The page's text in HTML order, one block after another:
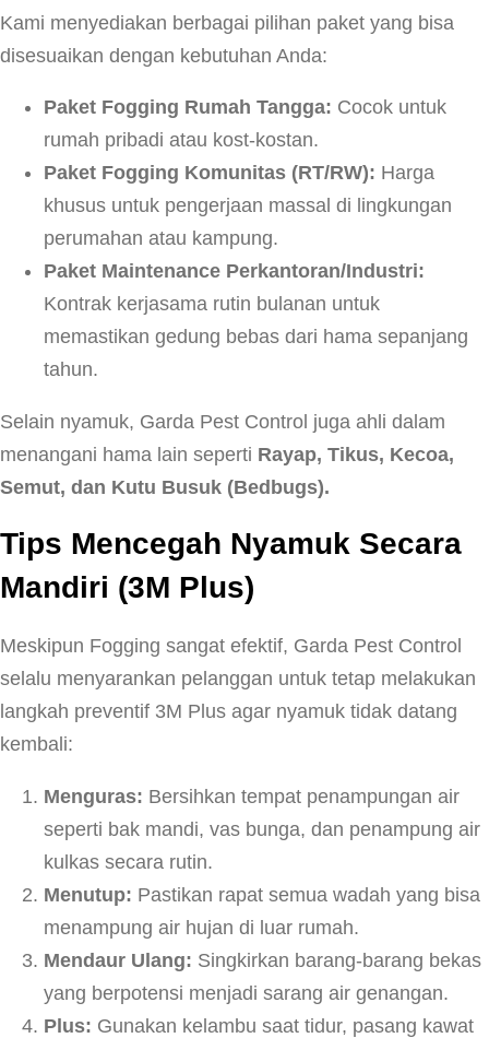
Kami menyediakan berbagai pilihan paket yang bisa
disesuaikan dengan kebutuhan Anda:
Paket Fogging Rumah Tangga: Cocok untuk
rumah pribadi atau kost-kostan.
Paket Fogging Komunitas (RT/RW): Harga
khusus untuk pengerjaan massal di lingkungan
perumahan atau kampung.
Paket Maintenance Perkantoran/Industri:
Kontrak kerjasama rutin bulanan untuk
memastikan gedung bebas dari hama sepanjang
tahun.
Selain nyamuk, Garda Pest Control juga ahli dalam
menangani hama lain seperti Rayap, Tikus, Kecoa,
Semut, dan Kutu Busuk (Bedbugs).
Tips Mencegah Nyamuk Secara
Mandiri (3M Plus)
Meskipun Fogging sangat efektif, Garda Pest Control
selalu menyarankan pelanggan untuk tetap melakukan
langkah preventif 3M Plus agar nyamuk tidak datang
kembali:
Menguras: Bersihkan tempat penampungan air
seperti bak mandi, vas bunga, dan penampung air
kulkas secara rutin.
Menutup: Pastikan rapat semua wadah yang bisa
menampung air hujan di luar rumah.
Mendaur Ulang: Singkirkan barang-barang bekas
yang berpotensi menjadi sarang air genangan.
Plus: Gunakan kelambu saat tidur, pasang kawat